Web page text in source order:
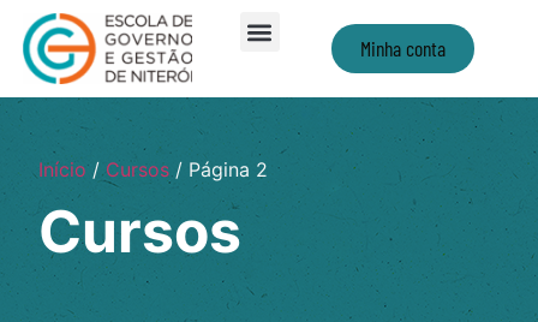
Minha conta
Início/Cursos/ Página 2
Cursos